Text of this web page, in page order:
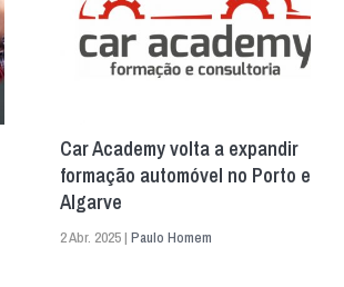
Car Academy volta a expandir
formação automóvel no Porto e
Algarve
2 Abr. 2025 | Paulo Homem